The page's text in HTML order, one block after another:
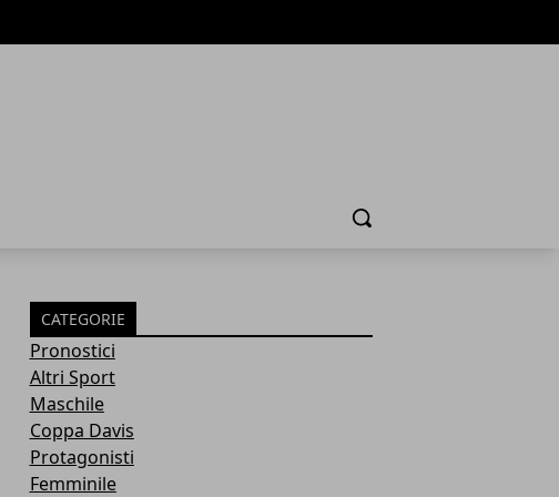
Cerca
CATEGORIE
Pronostici
Altri Sport
Maschile
Coppa Davis
Protagonisti
Femminile